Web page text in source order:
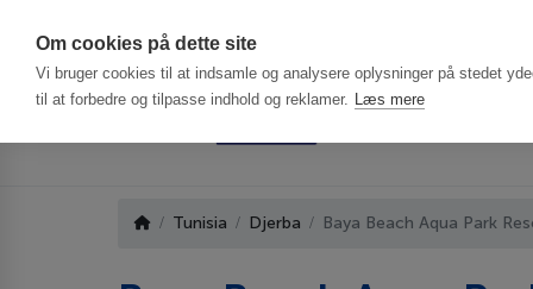
Om cookies på dette site
Vi bruger cookies til at indsamle og analysere oplysninger på stedet
til at forbedre og tilpasse indhold og reklamer. Læs mere
Tunisia Djerba Baya Beach Aqua Park